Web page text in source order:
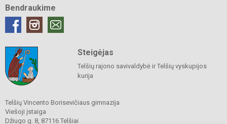
Bendraukime
Steigėjas
Telšių rajono savivaldybė ir Telšių vyskupijos
kurija
Telšių Vincento Borisevičiaus gimnazija
Viešoji įstaiga
Džiugo g. 8, 87116 Telšiai